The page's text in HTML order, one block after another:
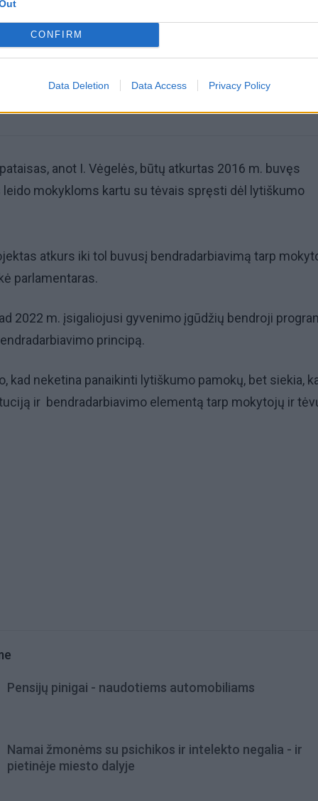
CONFIRM
Data Deletion Data Access Privacy Policy
pabaigą Ukrainoje
žmones: pranešė, kaip bus atsisveikinama su
mama ir močiute
anot I. Vėgelės, būtų atkurtas 2016 m. buvęs
leido mokykloms kartu su tėvais spręsti dėl lytiškumo
atkurs iki tol buvusį bendradarbiavimą tarp
parlamentaras.
2022 m. įsigaliojusi gyvenimo įgūdžių bendroji
principą.
kad neketina panaikinti lytiškumo pamokų, bet siekia,
ir bendradarbiavimo elementą tarp mokytojų ir
Pensijų pinigai - naudotiems automobiliams
Namai žmonėms su psichikos ir intelekto negalia - ir
pietinėje miesto dalyje